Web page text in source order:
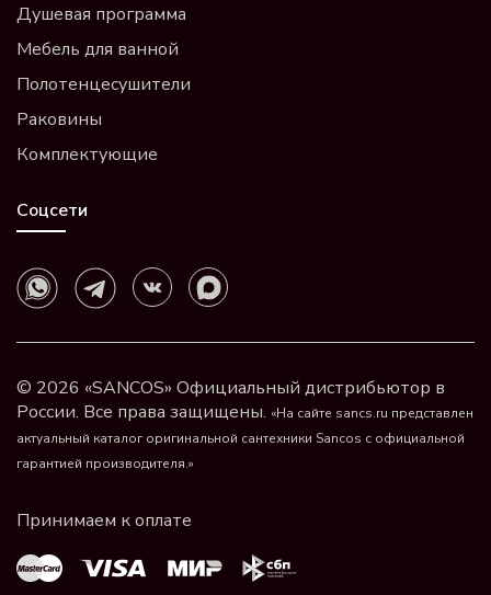
Душевая программа
Мебель для ванной
Полотенцесушители
Раковины
Комплектующие
Соцсети
© 2026 «SANCOS» Официальный дистрибьютор в
России. Все права защищены. «На сайте sancs.ru представлен
актуальный каталог оригинальной сантехники Sancos с официальной
гарантией производителя.»